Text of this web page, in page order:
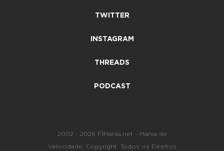
TWITTER
INSTAGRAM
THREADS
PODCAST
2002 - 2026 F1Mania.net - Mania de
Velocidade. Copyright. Todos os Direitos